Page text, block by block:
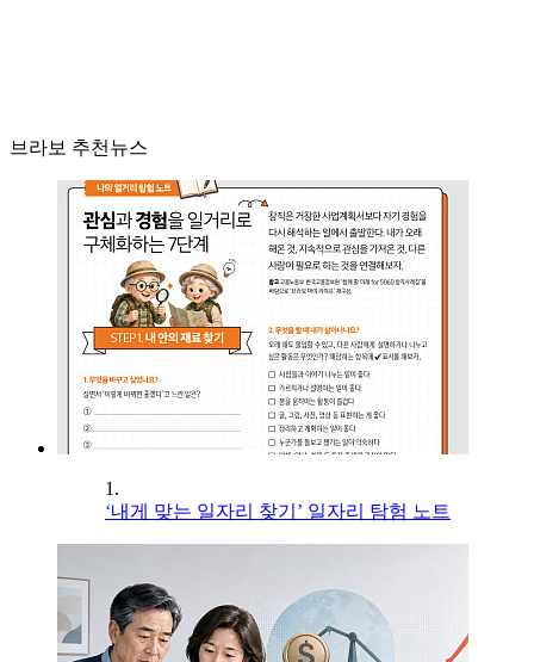
브라보 추천뉴스
1.
‘내게 맞는 일자리 찾기’ 일자리 탐험 노트